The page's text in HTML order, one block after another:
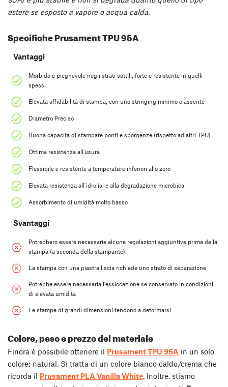
estere se esposto a vapore o acqua calda.
Specifiche Prusament TPU 95A
Vantaggi
Morbido e pieghevole negli strati sottili, forte e resistente in quelli
spessi
Elevata affidabilità di stampa, con uno stringing minimo o assente
Diametro Preciso
Buona capacità di stampare ponti e sporgenze (rispetto ad altri TPU)
Ottima resistenza all’usura
Flessibile e resistente a temperature inferiori allo zero
Elevata resistenza all’idrolisi e alla degradazione microbica
Assorbimento di umidità molto basso
Svantaggi
Potrebbero essere necessarie alcune regolazioni aggiuntive prima della
stampa (a seconda della stampante)
La stampa con una piastra liscia richiede uno strato di separazione
Potrebbe essere necessaria l’essiccazione se conservato in condizioni
di elevata umidità
Le stampe di grandi dimensioni tendono a deformarsi
Colore, peso e prezzo del materiale
Finora è possibile ottenere il Prusament TPU 95A in un solo
colore: natural. Si tratta di un colore bianco caldo/crema che
ricorda il Prusament PLA Vanilla White. Inoltre, stiamo